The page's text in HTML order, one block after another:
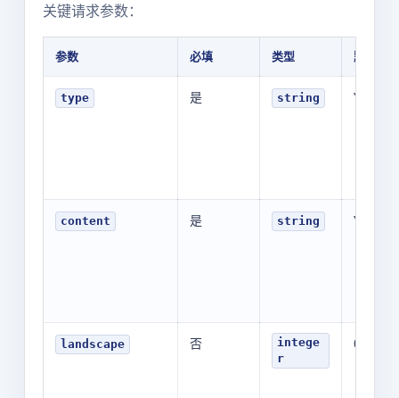
关键请求参数：
参数 必填 类型 默认值
type 是 string
content 是 string
landscape 否
intege
r
0